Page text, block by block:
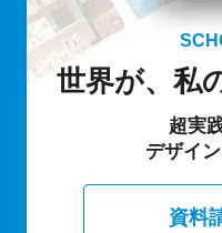
世界が、私
超実
デザイ
資料